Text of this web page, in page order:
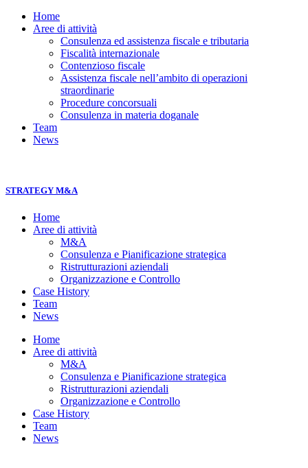
Home
Aree di attività
Consulenza ed assistenza fiscale e tributaria
Fiscalità internazionale
Contenzioso fiscale
Assistenza fiscale nell’ambito di operazioni
straordinarie
Procedure concorsuali
Consulenza in materia doganale
Team
News
STRATEGY M&A
Home
Aree di attività
M&A
Consulenza e Pianificazione strategica
Ristrutturazioni aziendali
Organizzazione e Controllo
Case History
Team
News
Home
Aree di attività
M&A
Consulenza e Pianificazione strategica
Ristrutturazioni aziendali
Organizzazione e Controllo
Case History
Team
News